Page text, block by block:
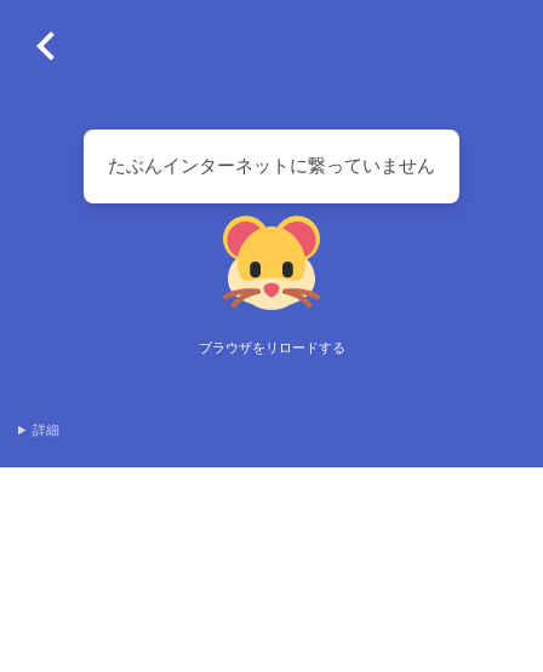
たぶんインターネットに繋っていません
ブラウザをリロードする
詳細